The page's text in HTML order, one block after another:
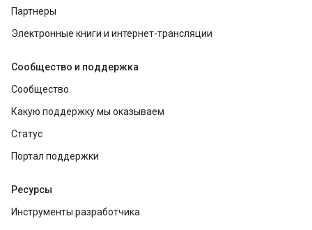
Партнеры
Электронные книги и интернет-трансляции
Сообщество и поддержка
Сообщество
Какую поддержку мы оказываем
Статус
Портал поддержки
Ресурсы
Инструменты разработчика